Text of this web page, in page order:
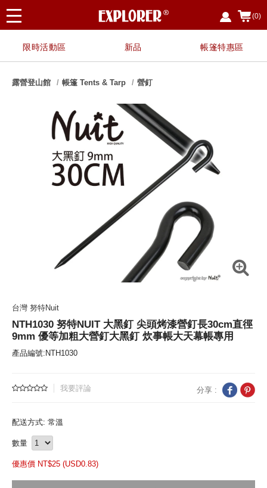
(0)
限時活動區 新品 帳篷特惠區
露營登山館 帳篷 Tents & Tarp 營釘
台灣 努特Nuit
NTH1030 努特NUIT 大黑釘 尖頭烤漆營釘長30cm直徑
9mm 優等加粗大營釘大黑釘 炊事帳大天幕帳專用
產品編號:NTH1030
我要評論 分享 :
配送方式: 常溫
數量
優惠價 NT$25 (USD0.83)